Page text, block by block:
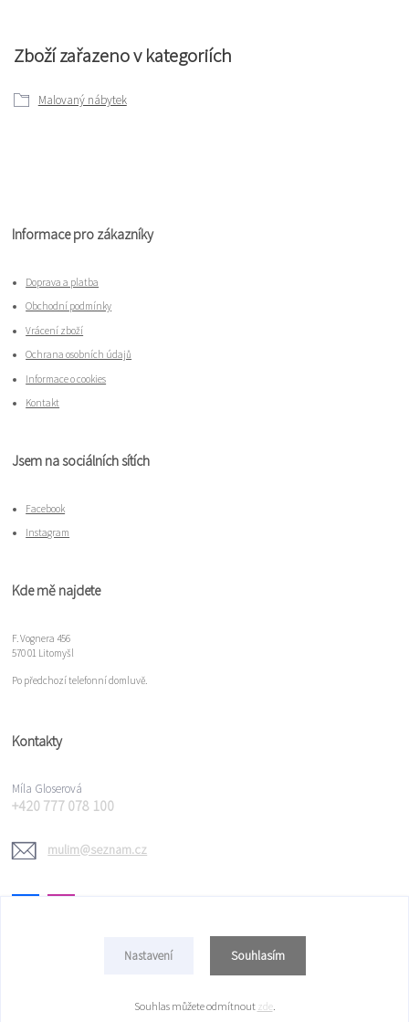
Zboží zařazeno v kategoriích
Malovaný nábytek
Informace pro zákazníky
Doprava a platba
Obchodní podmínky
Vrácení zboží
Ochrana osobních údajů
Informace o cookies
Kontakt
Jsem na sociálních sítích
Facebook
Instagram
Kde mě najdete
F. Vognera 456
570 01 Litomyšl
Po předchozí telefonní domluvě.
Kontakty
Míla Gloserová
+420 777 078 100
mulim@seznam.cz
Vytvořeno na
Eshop-rychle.cz
Nastavení Souhlasím
Souhlas můžete odmítnout zde.